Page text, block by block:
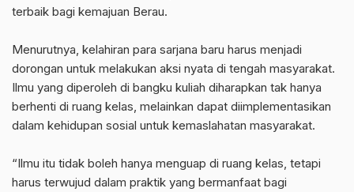
terbaik bagi kemajuan Berau.
‎Menurutnya, kelahiran para sarjana baru harus menjadi
dorongan untuk melakukan aksi nyata di tengah masyarakat.
Ilmu yang diperoleh di bangku kuliah diharapkan tak hanya
berhenti di ruang kelas, melainkan dapat diimplementasikan
dalam kehidupan sosial untuk kemaslahatan masyarakat.
‎“Ilmu itu tidak boleh hanya menguap di ruang kelas, tetapi
harus terwujud dalam praktik yang bermanfaat bagi